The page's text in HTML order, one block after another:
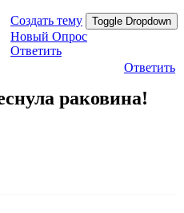
Создать тему Toggle Dropdown
Новый Опрос
Ответить
Ответить
раковина!